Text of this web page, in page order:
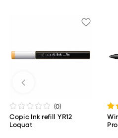
(0)
Copic Ink refill YR12
Loquat